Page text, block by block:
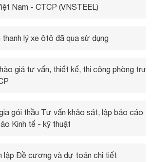
Nam - CTCP (VNSTEEL)
thanh lý xe ôtô đã qua sử dụng
giá tư vấn, thiết kế, thi công phòng
gói thầu Tư vấn khảo sát, lập báo cáo
Kinh tế - kỹ thuật
lập Đề cương và dự toán chi tiết